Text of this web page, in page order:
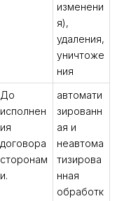
изменени
я),
удаления,
уничтоже
ния
До
исполнен
ия
договора
сторонам
и.
автомати
зированн
ая и
неавтома
тизирова
нная
обработк